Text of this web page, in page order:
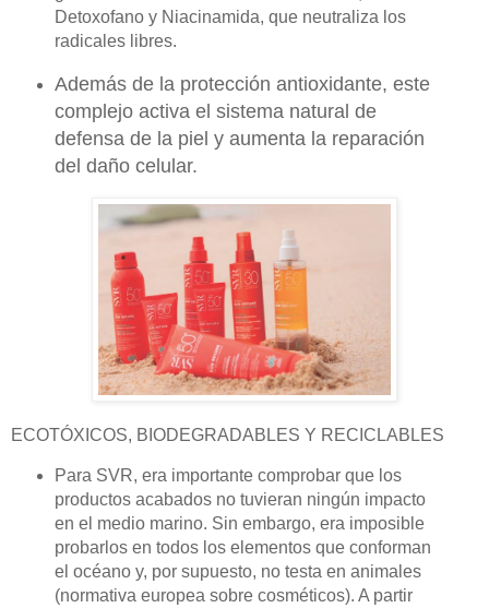
Detoxofano y Niacinamida, que neutraliza los
radicales libres.
Además de la protección antioxidante, este
complejo activa el sistema natural de
defensa de la piel y aumenta la reparación
del daño celular.
ECOTÓXICOS, BIODEGRADABLES Y RECICLABLES
Para SVR, era importante comprobar que los
productos acabados no tuvieran ningún impacto
en el medio marino. Sin embargo, era imposible
probarlos en todos los elementos que conforman
el océano y, por supuesto, no testa en animales
(normativa europea sobre cosméticos). A partir